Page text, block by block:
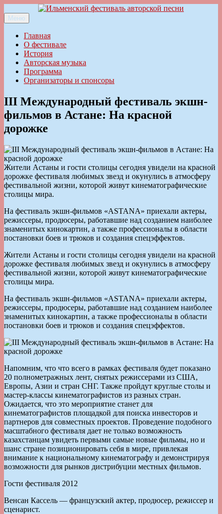
к
содержимому
Ильменский фестиваль авторской песни
Меню
Главная
О фестивале
История
Авторская музыка
Программа
Организаторы и спонсоры
III Международный фестиваль экшн-
фильмов в Астане: На красной
дорожке
Жители Астаны и гости столицы сегодня увидели на красной
дорожке фестиваля любимых звезд и окунулись в атмосферу
фестивальной жизни, которой живут кинематографические
столицы мира.
На фестиваль экшн-фильмов «ASTANA» приехали актеры,
режиссеры, продюсеры, работавшие над созданием наиболее
знаменитых кинокартин, а также профессионалы в области
постановки боев и трюков и создания спецэффектов.
Жители Астаны и гости столицы сегодня увидели на красной
дорожке фестиваля любимых звезд и окунулись в атмосферу
фестивальной жизни, которой живут кинематографические
столицы мира.
На фестиваль экшн-фильмов «ASTANA» приехали актеры,
режиссеры, продюсеры, работавшие над созданием наиболее
знаменитых кинокартин, а также профессионалы в области
постановки боев и трюков и создания спецэффектов.
Напомним, что что всего в рамках фестиваля будет показано
20 полнометражных лент, снятых режиссерами из США,
Европы, Азии и стран СНГ. Также пройдут круглые столы и
мастер-классы кинематографистов из разных стран.
Ожидается, что это мероприятие станет для
кинематографистов площадкой для поиска инвесторов и
партнеров для совместных проектов. Проведение подобного
масштабного фестиваля дает не только возможность
казахстанцам увидеть первыми самые новые фильмы, но и
шанс стране позиционировать себя в мире, привлекая
внимание к национальному кинематографу и демонстрируя
возможности для рынков дистрибуции местных фильмов.
Гости фестиваля 2012
Венсан Кассель — французский актер, продюсер, режиссер и
сценарист.